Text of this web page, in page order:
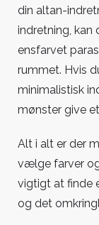
din altan-
indretning,
ensfarvet
rummet. Hvis
minimalistisk
mønster give
Alt i alt er der
vælge farver
vigtigt at finde
og det